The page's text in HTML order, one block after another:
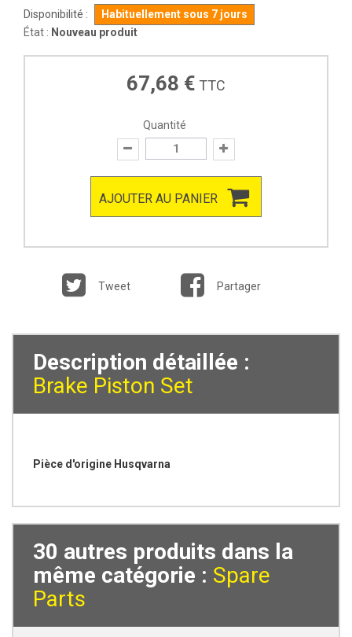
Disponibilité :
Habituellement sous 7 jours
État : Nouveau produit
67,68 € TTC
Quantité
AJOUTER AU PANIER
Tweet Partager
Description détaillée :
Brake Piston Set
Pièce d'origine Husqvarna
30 autres produits dans la
même catégorie : Spare
Parts